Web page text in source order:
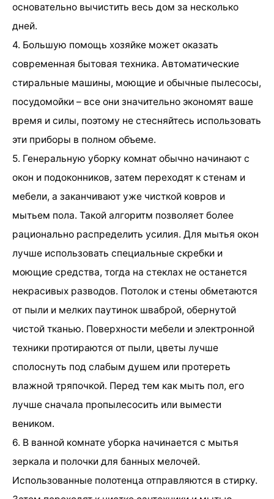
основательно вычистить весь дом за несколько
дней.
4. Большую помощь хозяйке может оказать
современная бытовая техника. Автоматические
стиральные машины, моющие и обычные пылесосы,
посудомойки – все они значительно экономят ваше
время и силы, поэтому не стесняйтесь использовать
эти приборы в полном объеме.
5. Генеральную уборку комнат обычно начинают с
окон и подоконников, затем переходят к стенам и
мебели, а заканчивают уже чисткой ковров и
мытьем пола. Такой алгоритм позволяет более
рационально распределить усилия. Для мытья окон
лучше использовать специальные скребки и
моющие средства, тогда на стеклах не останется
некрасивых разводов. Потолок и стены обметаются
от пыли и мелких паутинок шваброй, обернутой
чистой тканью. Поверхности мебели и электронной
техники протираются от пыли, цветы лучше
сполоснуть под слабым душем или протереть
влажной тряпочкой. Перед тем как мыть пол, его
лучше сначала пропылесосить или вымести
веником.
6. В ванной комнате уборка начинается с мытья
зеркала и полочки для банных мелочей.
Использованные полотенца отправляются в стирку.